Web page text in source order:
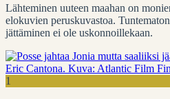
Lähteminen uuteen maahan on
elokuvien peruskuvastoa.
jättäminen ei ole uskonnoillekaan.
1